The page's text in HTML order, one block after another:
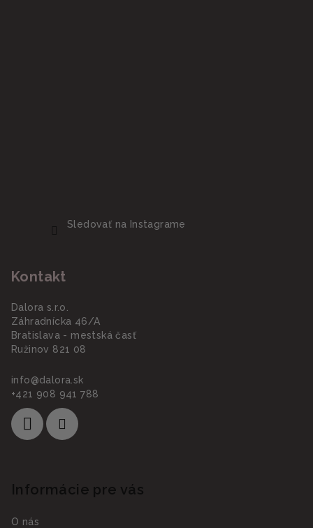
Sledovať na Instagrame
Kontakt
Dalora s.r.o.
Záhradnícka 46/A
Bratislava - mestská časť
Ružinov 821 08
info@dalora.sk
+421 908 941 788
Informácie pre vás
O nás